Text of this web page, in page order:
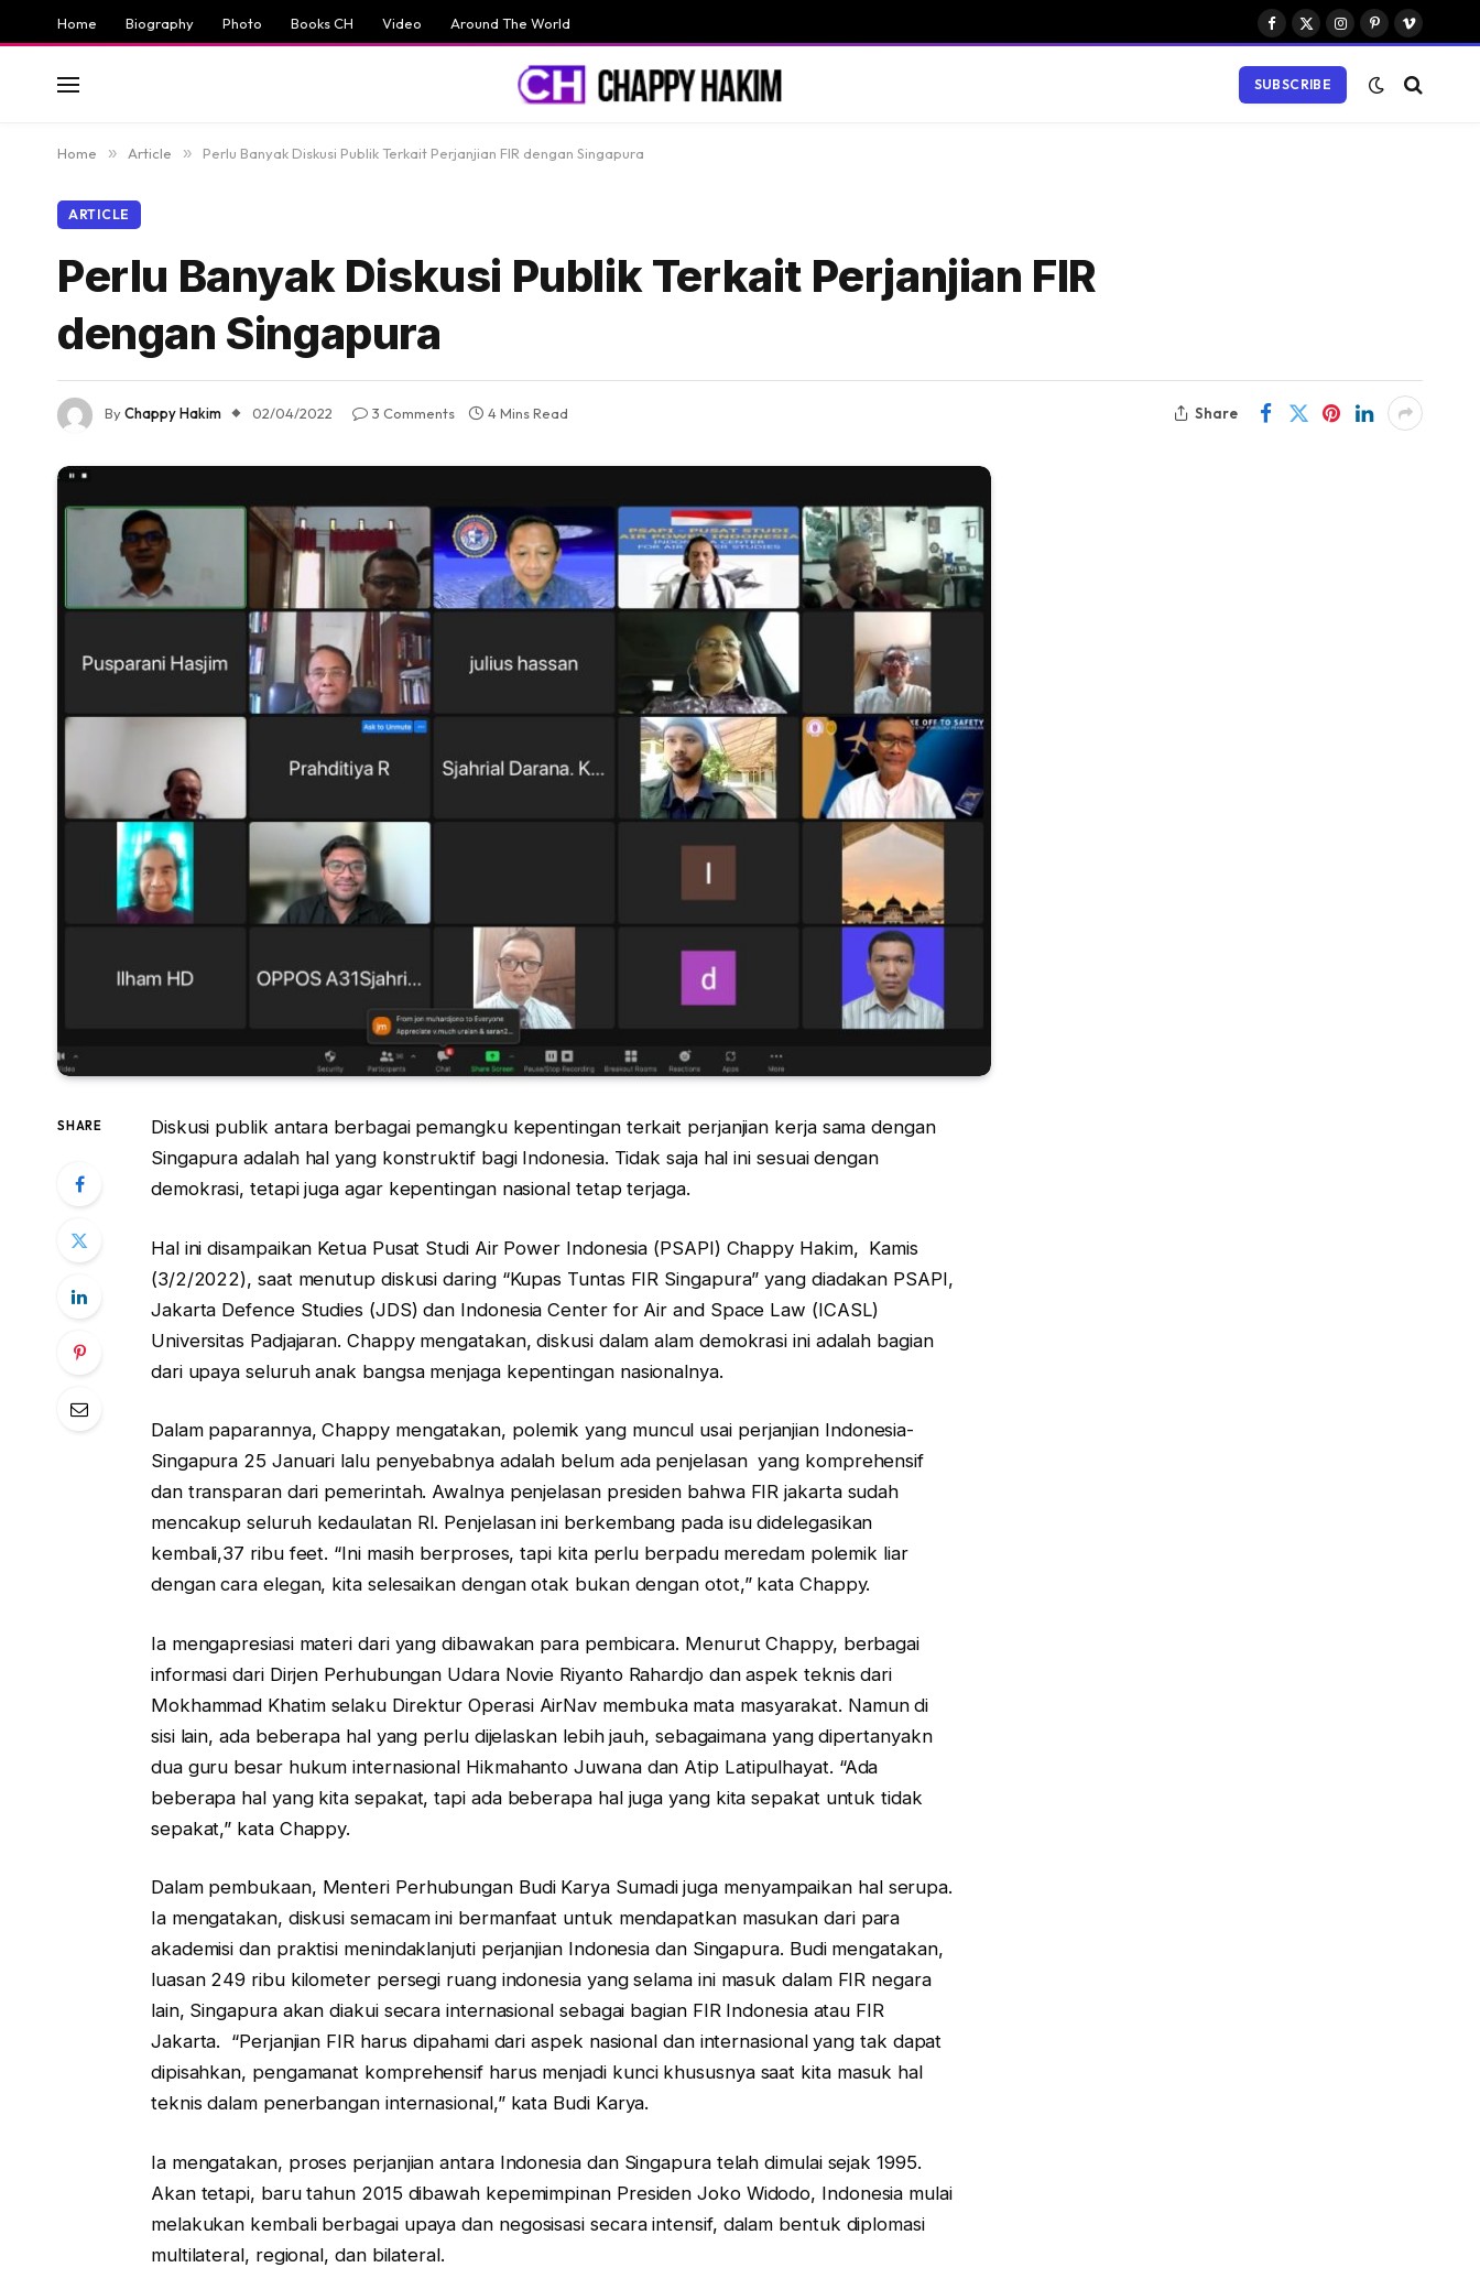
Home Biography Photo Books CH Video Around The World
Facebook
X
Instagram
PinterestVimeo
SUBSCRIBE
Home » Article » Perlu Banyak Diskusi Publik Terkait Perjanjian FIR dengan Singapura
ARTICLE
Perlu Banyak Diskusi Publik Terkait Perjanjian FIR
dengan Singapura
ByChappy Hakim 02/04/2022 3 Comments 4 Mins Read Share
SHARE
Diskusi publik antara berbagai pemangku kepentingan terkait perjanjian kerja sama dengan
Singapura adalah hal yang konstruktif bagi Indonesia. Tidak saja hal ini sesuai dengan
demokrasi, tetapi juga agar kepentingan nasional tetap terjaga.
Hal ini disampaikan Ketua Pusat Studi Air Power Indonesia (PSAPI) Chappy Hakim, Kamis
(3/2/2022), saat menutup diskusi daring “Kupas Tuntas FIR Singapura” yang diadakan PSAPI,
Jakarta Defence Studies (JDS) dan Indonesia Center for Air and Space Law (ICASL)
Universitas Padjajaran. Chappy mengatakan, diskusi dalam alam demokrasi ini adalah bagian
dari upaya seluruh anak bangsa menjaga kepentingan nasionalnya.
Dalam paparannya, Chappy mengatakan, polemik yang muncul usai perjanjian Indonesia-
Singapura 25 Januari lalu penyebabnya adalah belum ada penjelasan yang komprehensif
dan transparan dari pemerintah. Awalnya penjelasan presiden bahwa FIR jakarta sudah
mencakup seluruh kedaulatan RI. Penjelasan ini berkembang pada isu didelegasikan
kembali,37 ribu feet. “Ini masih berproses, tapi kita perlu berpadu meredam polemik liar
dengan cara elegan, kita selesaikan dengan otak bukan dengan otot,” kata Chappy.
Ia mengapresiasi materi dari yang dibawakan para pembicara. Menurut Chappy, berbagai
informasi dari Dirjen Perhubungan Udara Novie Riyanto Rahardjo dan aspek teknis dari
Mokhammad Khatim selaku Direktur Operasi AirNav membuka mata masyarakat. Namun di
sisi lain, ada beberapa hal yang perlu dijelaskan lebih jauh, sebagaimana yang dipertanyakn
dua guru besar hukum internasional Hikmahanto Juwana dan Atip Latipulhayat. “Ada
beberapa hal yang kita sepakat, tapi ada beberapa hal juga yang kita sepakat untuk tidak
sepakat,” kata Chappy.
Dalam pembukaan, Menteri Perhubungan Budi Karya Sumadi juga menyampaikan hal serupa.
Ia mengatakan, diskusi semacam ini bermanfaat untuk mendapatkan masukan dari para
akademisi dan praktisi menindaklanjuti perjanjian Indonesia dan Singapura. Budi mengatakan,
luasan 249 ribu kilometer persegi ruang indonesia yang selama ini masuk dalam FIR negara
lain, Singapura akan diakui secara internasional sebagai bagian FIR Indonesia atau FIR
Jakarta. “Perjanjian FIR harus dipahami dari aspek nasional dan internasional yang tak dapat
dipisahkan, pengamanat komprehensif harus menjadi kunci khususnya saat kita masuk hal
teknis dalam penerbangan internasional,” kata Budi Karya.
Ia mengatakan, proses perjanjian antara Indonesia dan Singapura telah dimulai sejak 1995.
Akan tetapi, baru tahun 2015 dibawah kepemimpinan Presiden Joko Widodo, Indonesia mulai
melakukan kembali berbagai upaya dan negosisasi secara intensif, dalam bentuk diplomasi
multilateral, regional, dan bilateral.